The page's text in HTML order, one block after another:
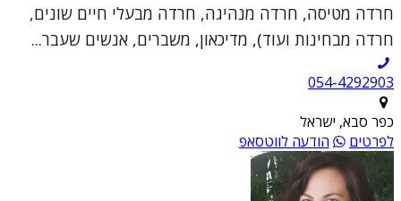
חרדה מטיסה, חרדה מנהיגה, חרדה מבעלי חיים שונים,
חרדה מבחינות ועוד), מדיכאון, משברים, אנשים שעבר...
054-4292903
כפר סבא, ישראל
לפרטים
הודעה לווטסאפ